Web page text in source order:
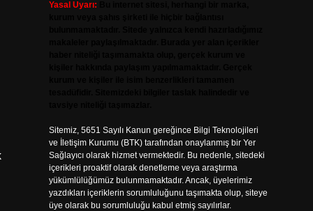
Yasal Uyarı:
Sitemiz, 5651 Sayılı Kanun gereğince Bilgi Teknolojileri
ve İletişim Kurumu (BTK) tarafından onaylanmış bir Yer
Sağlayıcı olarak hizmet vermektedir. Bu nedenle, sitedeki
içerikleri proaktif olarak denetleme veya araştırma
yükümlülüğümüz bulunmamaktadır. Ancak, üyelerimiz
yazdıkları içeriklerin sorumluluğunu taşımakta olup, siteye
üye olarak bu sorumluluğu kabul etmiş sayılırlar.